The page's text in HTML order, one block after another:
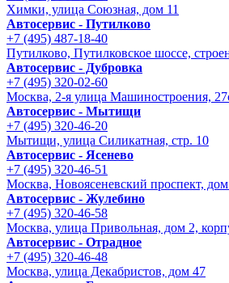
Химки, улица Союзная, дом 11
Автосервис - Путилково
+7 (495) 487-18-40
Путилково, Путилковское шоссе,
Автосервис - Дубровка
+7 (495) 320-02-60
Москва, 2-я улица Машиностроения,
Автосервис - Мытищи
+7 (495) 320-46-20
Мытищи, улица Силикатная, стр. 10
Автосервис - Ясенево
+7 (495) 320-46-51
Москва, Новоясеневский проспект,
Автосервис - Жулебино
+7 (495) 320-46-58
Москва, улица Привольная, дом 2,
Автосервис - Отрадное
+7 (495) 320-46-48
Москва, улица Декабристов, дом 47